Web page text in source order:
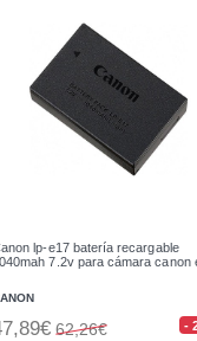
lp-e17 batería recargable
7.2v para cámara canon
62,26€ -